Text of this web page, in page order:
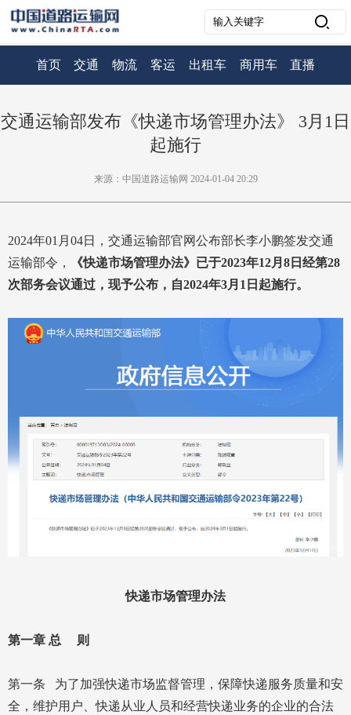
首页 交通 物流 客运 出租车 商用车 直播
交通运输部发布《快递市场管理办法》 3月1日
起施行
来源：中国道路运输网 2024-01-04 20:29
2024年01月04日，交通运输部官网公布部长李小鹏签发交通
运输部令，
《快递市场管理办法》已于2023年12月8日经第28
次部务会议通过，现予公布，自2024年3月1日起施行。
快递市场管理办法
第一章 总 则
第一条 为了加强快递市场监督管理，保障快递服务质量和安
全，维护用户、快递从业人员和经营快递业务的企业的合法